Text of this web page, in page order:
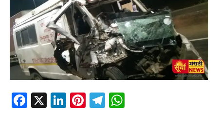
Facebook
X LinkedIn
Pinterest
Telegram